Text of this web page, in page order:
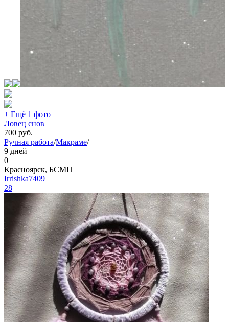
+ Ещё 1 фото
Ловец снов
700 руб.
Ручная работа/Макраме/
9 дней
0
Красноярск, БСМП
Irrishka7409
28